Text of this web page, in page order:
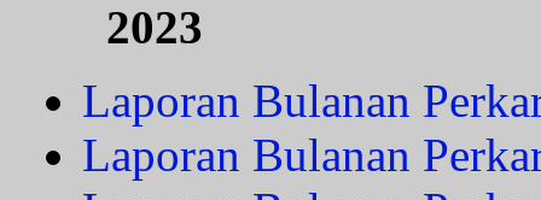
2023
Laporan Bulanan
Laporan Bulanan